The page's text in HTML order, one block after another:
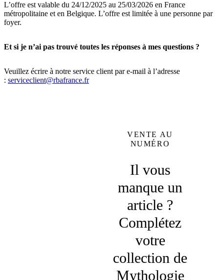
L’offre est valable du 24/12/2025 au 25/03/2026 en France
métropolitaine et en Belgique. L’offre est limitée à une personne par
foyer.
Et si je n’ai pas trouvé toutes les réponses à mes questions ?
Veuillez écrire à notre service client par e-mail à l’adresse
: serviceclient@rbafrance.fr
VENTE AU
NUMÉRO
Il vous
manque un
article ?
Complétez
votre
collection de
Mythologie